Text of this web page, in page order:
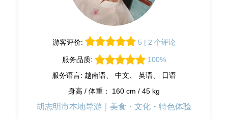
游客评价: 5 | 2 个评论
服务品质:
100%
服务语言: 越南语、 中文、 英语、 日语
身高 / 体重： 160 cm / 45 kg
胡志明市本地导游｜美食・文化・特色体验